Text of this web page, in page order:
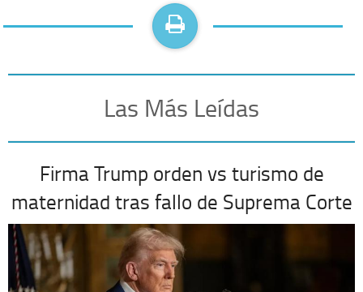
Las Más Leídas
Firma Trump orden vs turismo de
maternidad tras fallo de Suprema Corte